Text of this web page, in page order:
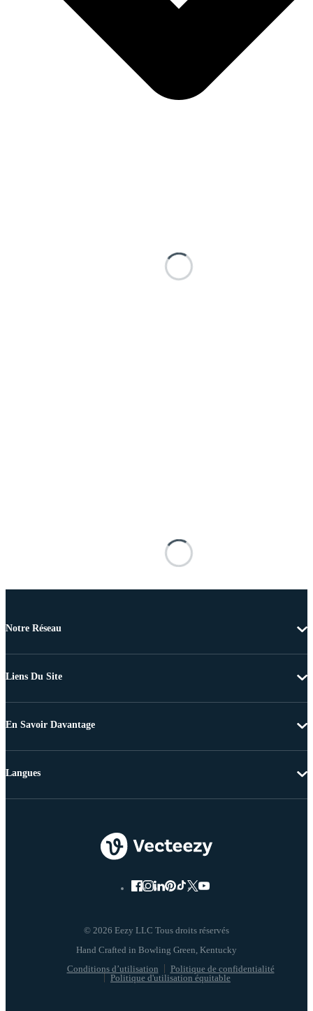
Notre Réseau
Liens Du Site
En Savoir Davantage
© 2026 Eezy LLC Tous droits réservés
Conditions d’utilisation
Politique de confidentialité
Politique d'utilisation équitable
Langues